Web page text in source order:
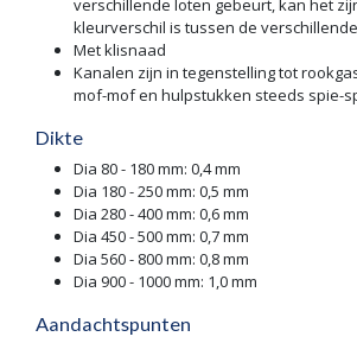
verschillende loten gebeurt, kan het
kleurverschil is tussen de
Met klisnaad
Kanalen zijn in tegenstelling tot
mof-mof en hulpstukken steeds spie-
Dikte
Dia 80 - 180 mm: 0,4 mm
Dia 180 - 250 mm: 0,5 mm
Dia 280 - 400 mm: 0,6 mm
Dia 450 - 500 mm: 0,7 mm
Dia 560 - 800 mm: 0,8 mm
Dia 900 - 1000 mm: 1,0 mm
Aandachtspunten